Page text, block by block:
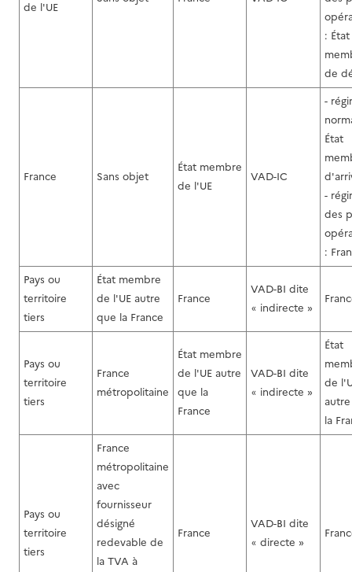
de l'UE
: État
de
France Sans objet
État membre
de l'UE
VAD-IC
-
État
-
des
:
Pays ou
territoire
tiers
État membre
de l'UE autre
que la France
France
VAD-BI dite
« indirecte »
Pays ou
territoire
tiers
France
métropolitaine
État membre
de l'UE autre
que la
France
VAD-BI dite
« indirecte »
État
de
la
Pays ou
territoire
tiers
France
métropolitaine
avec
fournisseur
désigné
redevable de
la TVA à
France
VAD-BI dite
« directe »